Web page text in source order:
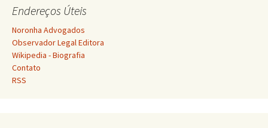
Endereços Úteis
Noronha Advogados
Observador Legal Editora
Wikipedia - Biografia
Contato
RSS